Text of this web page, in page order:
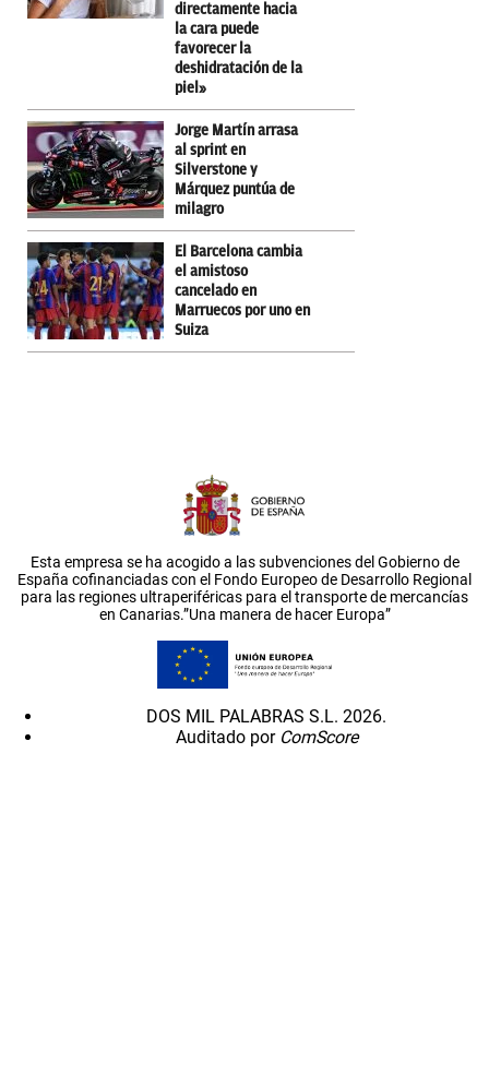
directamente hacia
la cara puede
favorecer la
deshidratación de la
piel»
Jorge Martín arrasa
al sprint en
Silverstone y
Márquez puntúa de
milagro
El Barcelona cambia
el amistoso
cancelado en
Marruecos por uno en
Suiza
Esta empresa se ha acogido a las subvenciones del Gobierno de
España cofinanciadas con el Fondo Europeo de Desarrollo Regional
para las regiones ultraperiféricas para el transporte de mercancías
en Canarias.”Una manera de hacer Europa”
DOS MIL PALABRAS S.L. 2026.
Auditado por ComScore